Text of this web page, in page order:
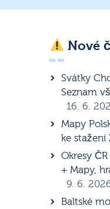
Nové
Svátky
Seznam
16. 6.
Mapy
ke stažení
Okresy ČR
+ Mapy,
9. 6.
Baltské